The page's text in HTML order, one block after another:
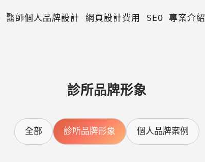
醫師個人品牌設計 網頁設計費用 SEO 專案介紹
診所品牌形象
全部 診所品牌形象 個人品牌案例